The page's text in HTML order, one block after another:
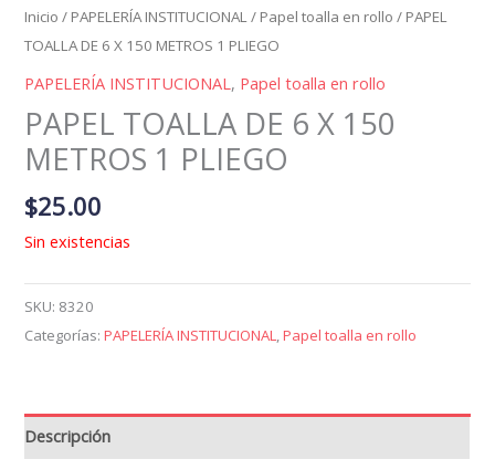
Inicio / PAPELERÍA INSTITUCIONAL/ Papel toalla en rollo / PAPEL
TOALLA DE 6 X 150 METROS 1 PLIEGO
PAPELERÍA INSTITUCIONAL , Papel toalla en rollo
PAPEL TOALLA DE 6 X 150
METROS 1 PLIEGO
$25.00
Sin existencias
SKU: 8320
Categorías:PAPELERÍA INSTITUCIONAL,Papel toalla en rollo
Descripción